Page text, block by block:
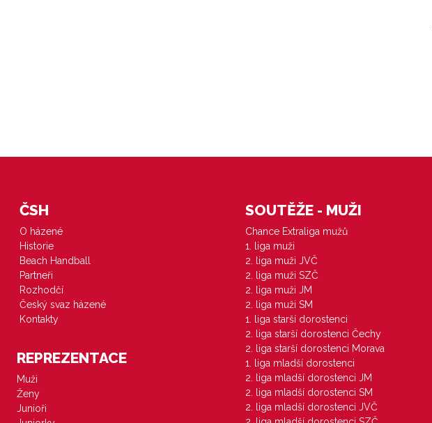
ČSH
O házené
Historie
Beach Handball
Partneři
Rozhodčí
Český svaz házené
Kontakty
REPREZENTACE
Muži
Ženy
Junioři
SOUTĚŽE - MUŽI
Chance Extraliga mužů
1. liga muži
2. liga muži JVČ
2. liga muži SZČ
2. liga muži JM
2. liga muži SM
1. liga starší dorostenci
2. liga starší dorostenci Čechy
2. liga starší dorostenci Morava
1. liga mladší dorostenci
2. liga mladší dorostenci JM
2. liga mladší dorostenci SM
2. liga mladší dorostenci JVČ